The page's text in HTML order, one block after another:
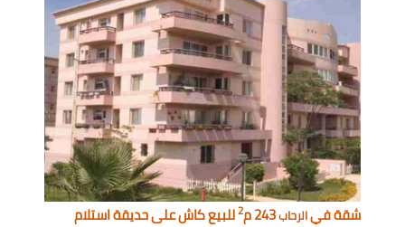
شقة فيالرحاب 2للبيع كاش على حديقة استلام